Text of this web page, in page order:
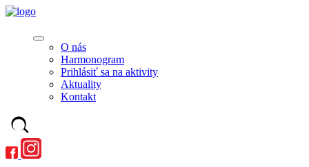
O nás
Harmonogram
Prihlásiť sa na aktivity
Aktuality
Kontakt